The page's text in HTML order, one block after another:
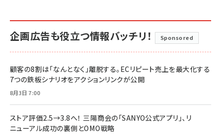
企画広告も役立つ情報バッチリ！ Sponsored
顧客の8割は「なんとなく」離脱する。ECリピート売上を最大化する
7つの鉄板シナリオをアクションリンクが公開
8月3日 7:00
ストア評価2.5→3.8へ！ 三陽商会の「SANYO公式アプリ」、リ
ニューアル成功の裏側とOMO戦略